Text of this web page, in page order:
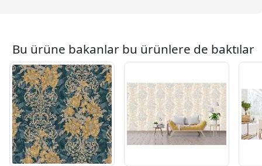
Bu ürüne bakanlar bu ürünlere de baktılar